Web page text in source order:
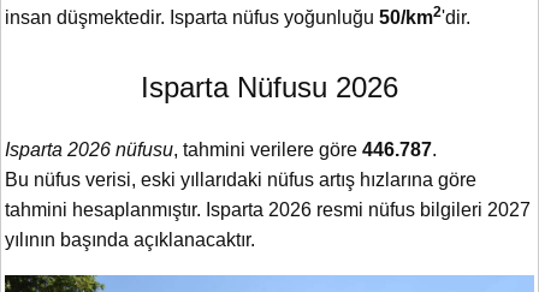
insan düşmektedir. Isparta nüfus yoğunluğu 50/km2'dir.
Isparta Nüfusu 2026
Isparta 2026 nüfusu, tahmini verilere göre 446.787.
Bu nüfus verisi, eski yıllarıdaki nüfus artış hızlarına göre
tahmini hesaplanmıştır. Isparta 2026 resmi nüfus bilgileri 2027
yılının başında açıklanacaktır.